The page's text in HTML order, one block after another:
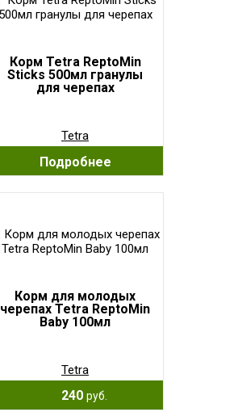
Корм Tetra ReptoMin
Sticks 500мл гранулы
для черепах
Tetra
Подробнее
Корм для молодых
черепах Tetra ReptoMin
Baby 100мл
Tetra
240 руб.